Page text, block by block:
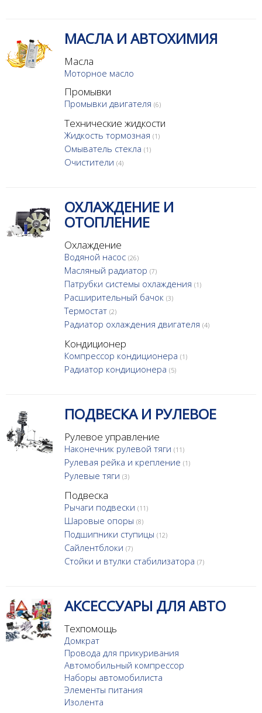
МАСЛА И АВТОХИМИЯ
Масла
Моторное масло
Промывки
Промывки двигателя (6)
Технические жидкости
Жидкость тормозная (1)
Омыватель стекла (1)
Очистители (4)
ОХЛАЖДЕНИЕ И
ОТОПЛЕНИЕ
Охлаждение
Водяной насос (26)
Масляный радиатор (7)
Патрубки системы охлаждения (1)
Расширительный бачок (3)
Термостат (2)
Радиатор охлаждения двигателя (4)
Кондиционер
Компрессор кондиционера (1)
Радиатор кондиционера (5)
ПОДВЕСКА И РУЛЕВОЕ
Рулевое управление
Наконечник рулевой тяги (11)
Рулевая рейка и крепление (1)
Рулевые тяги (3)
Подвеска
Рычаги подвески (11)
Шаровые опоры (8)
Подшипники ступицы (12)
Сайлентблоки (7)
Стойки и втулки стабилизатора (7)
АКСЕССУАРЫ ДЛЯ АВТО
Техпомощь
Домкрат
Провода для прикуривания
Автомобильный компрессор
Наборы автомобилиста
Элементы питания
Изолента